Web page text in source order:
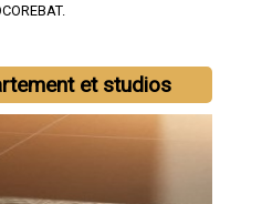
et studios